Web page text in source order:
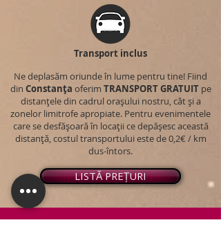
Transport inclus
Ne deplasăm oriunde în lume pentru tine! Fiind
din Constanța oferim TRANSPORTGRATUITpe
distanțele din cadrul orașului nostru, cât și a
zonelor limitrofe apropiate. Pentru evenimentele
care se desfășoară în locații ce depășesc această
distanță, costul transportului este de 0,2€ / km
dus-întors.
LISTĂ PREȚURI